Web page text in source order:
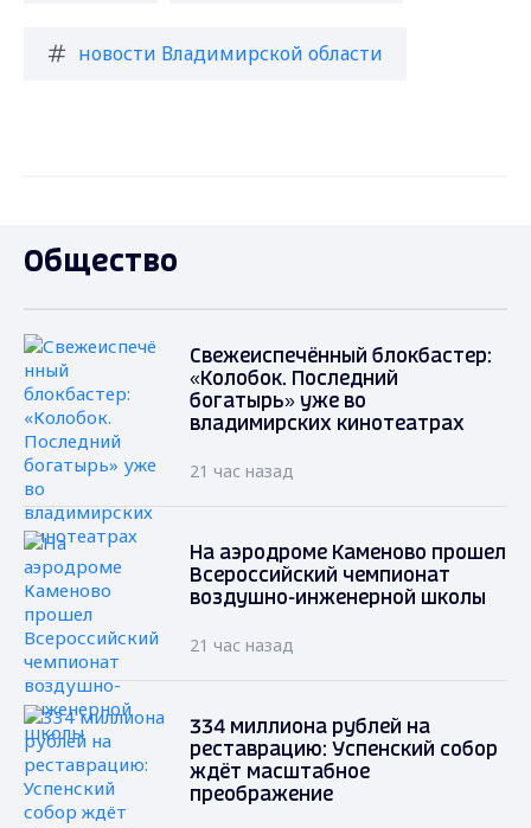
новости Владимирской области
Общество
Свежеиспечённый блокбастер:
«Колобок. Последний
богатырь» уже во
владимирских кинотеатрах
21 час назад
На аэродроме Каменово прошел
Всероссийский чемпионат
воздушно-инженерной школы
21 час назад
334 миллиона рублей на
реставрацию: Успенский собор
ждёт масштабное
преображение